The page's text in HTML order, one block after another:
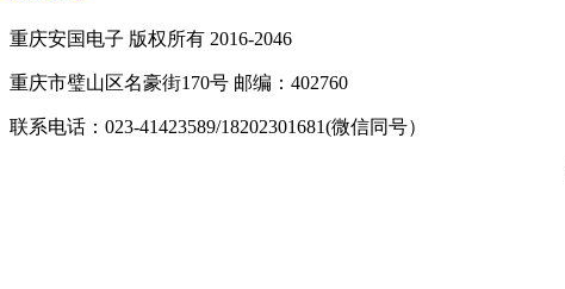
重庆安国电子 版权所有 2016-2046
重庆市璧山区名豪街170号 邮编：402760
联系电话：023-41423589/18202301681(微信同号）